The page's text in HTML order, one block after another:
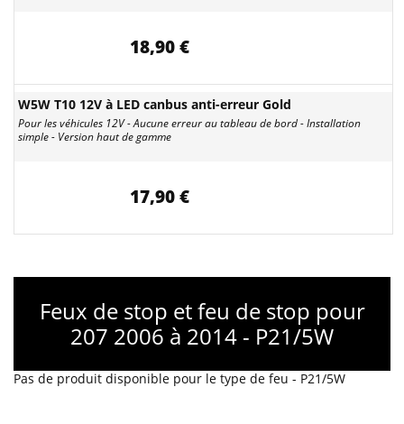
18,90 €
W5W T10 12V à LED canbus anti-erreur Gold
Pour les véhicules 12V - Aucune erreur au tableau de bord - Installation
simple - Version haut de gamme
17,90 €
Feux de stop et feu de stop pour
207 2006 à 2014 - P21/5W
Pas de produit disponible pour le type de feu - P21/5W